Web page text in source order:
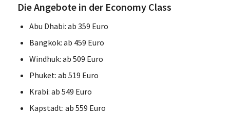
Die Angebote in der Economy Class
Abu Dhabi: ab 359 Euro
Bangkok: ab 459 Euro
Windhuk: ab 509 Euro
Phuket: ab 519 Euro
Krabi: ab 549 Euro
Kapstadt: ab 559 Euro